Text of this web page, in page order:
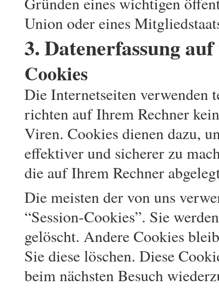
Union oder eines
3. Datenerfassung
Cookies
Die Internetseiten verwenden
richten auf Ihrem Rechner
Viren. Cookies dienen dazu,
effektiver und sicherer zu
die auf Ihrem Rechner
Die meisten der von uns
“Session-Cookies”. Sie
gelöscht. Andere Cookies
Sie diese löschen. Diese
beim nächsten Besuch